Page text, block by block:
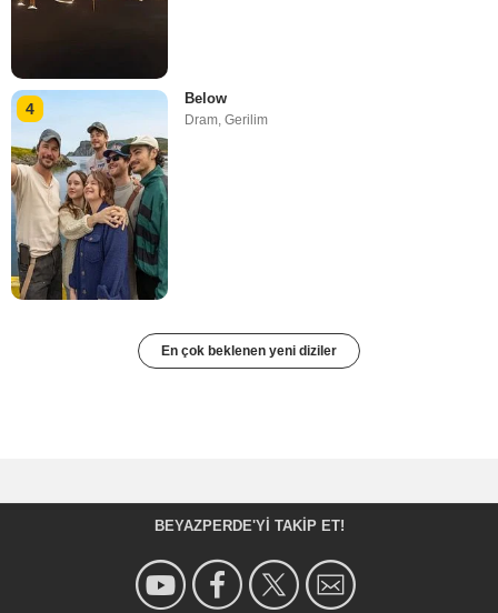
4
Below
Dram,Gerilim
En çok beklenen yeni diziler
BEYAZPERDE'YI TAKIP ET!